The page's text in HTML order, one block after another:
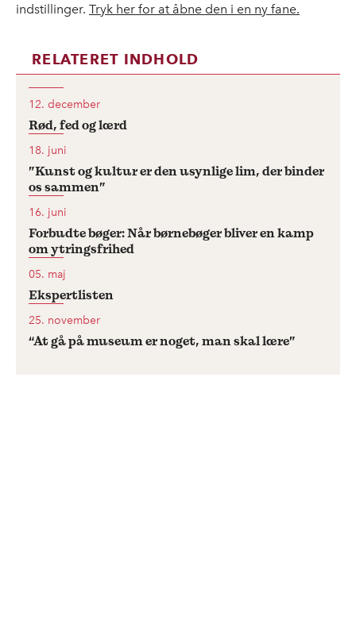
indstillinger. Tryk her for at åbne den i en ny fane.
RELATERET INDHOLD
12. december
Rød, fed og lærd
18. juni
”Kunst og kultur er den usynlige lim, der binder
os sammen”
16. juni
Forbudte bøger: Når børnebøger bliver en kamp
om ytringsfrihed
05. maj
Ekspertlisten
25. november
“At gå på museum er noget, man skal lære”